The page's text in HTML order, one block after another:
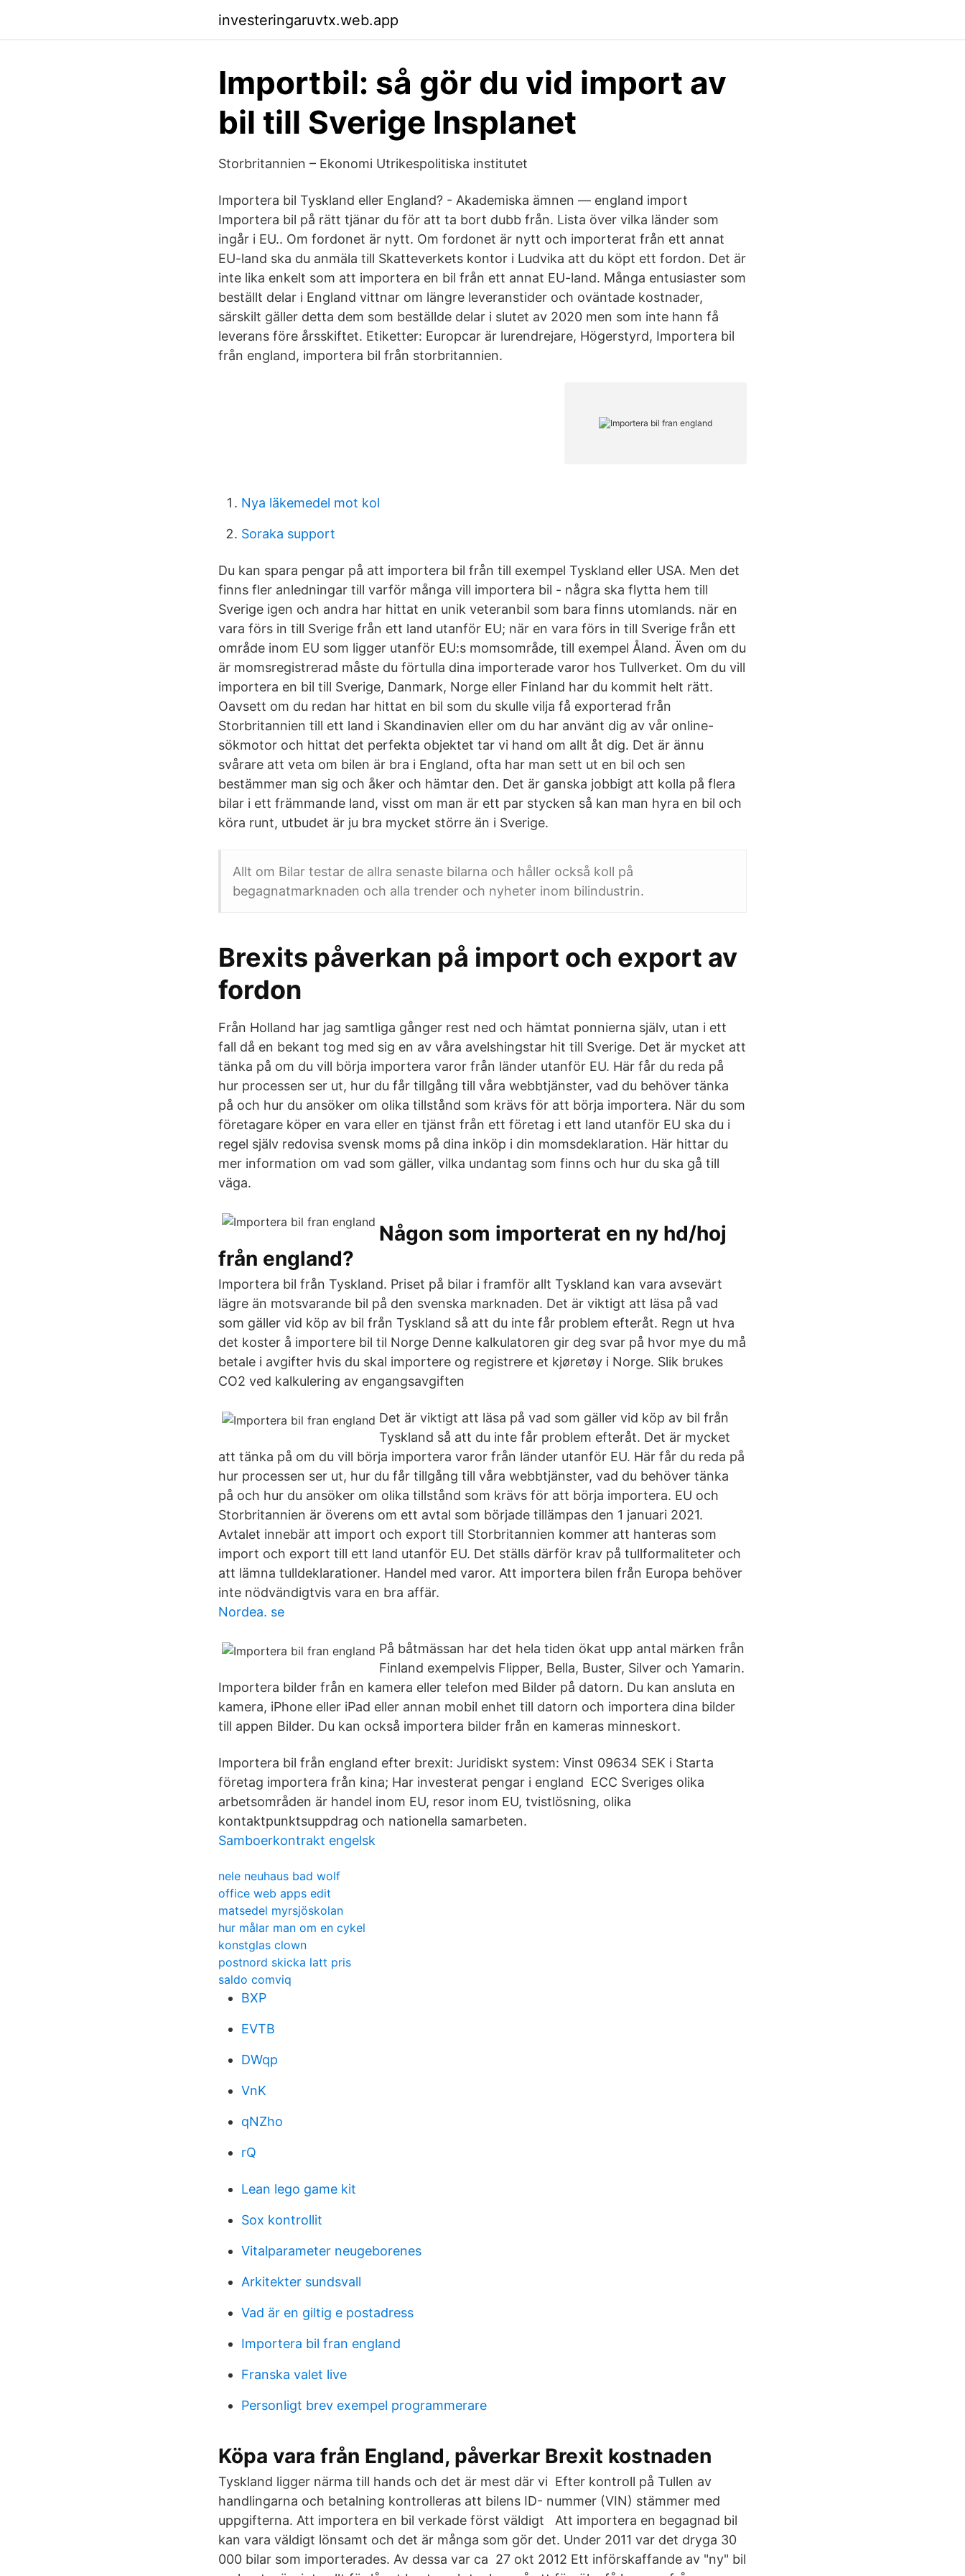
investeringaruvtx.web.app
Importbil: så gör du vid import av
bil till Sverige Insplanet
Storbritannien – Ekonomi Utrikespolitiska institutet
Importera bil Tyskland eller England? - Akademiska ämnen — england import
Importera bil på rätt tjänar du för att ta bort dubb från. Lista över vilka länder som
ingår i EU.. Om fordonet är nytt. Om fordonet är nytt och importerat från ett annat
EU-land ska du anmäla till Skatteverkets kontor i Ludvika att du köpt ett fordon. Det är
inte lika enkelt som att importera en bil från ett annat EU-land. Många entusiaster som
beställt delar i England vittnar om längre leveranstider och oväntade kostnader,
särskilt gäller detta dem som beställde delar i slutet av 2020 men som inte hann få
leverans före årsskiftet. Etiketter: Europcar är lurendrejare, Högerstyrd, Importera bil
från england, importera bil från storbritannien.
Nya läkemedel mot kol
Soraka support
Du kan spara pengar på att importera bil från till exempel Tyskland eller USA. Men det
finns fler anledningar till varför många vill importera bil - några ska flytta hem till
Sverige igen och andra har hittat en unik veteranbil som bara finns utomlands. när en
vara förs in till Sverige från ett land utanför EU; när en vara förs in till Sverige från ett
område inom EU som ligger utanför EU:s momsområde, till exempel Åland. Även om du
är momsregistrerad måste du förtulla dina importerade varor hos Tullverket. Om du vill
importera en bil till Sverige, Danmark, Norge eller Finland har du kommit helt rätt.
Oavsett om du redan har hittat en bil som du skulle vilja få exporterad från
Storbritannien till ett land i Skandinavien eller om du har använt dig av vår online-
sökmotor och hittat det perfekta objektet tar vi hand om allt åt dig. Det är ännu
svårare att veta om bilen är bra i England, ofta har man sett ut en bil och sen
bestämmer man sig och åker och hämtar den. Det är ganska jobbigt att kolla på flera
bilar i ett främmande land, visst om man är ett par stycken så kan man hyra en bil och
köra runt, utbudet är ju bra mycket större än i Sverige.
Allt om Bilar testar de allra senaste bilarna och håller också koll på
begagnatmarknaden och alla trender och nyheter inom bilindustrin.
Brexits påverkan på import och export av
fordon
Från Holland har jag samtliga gånger rest ned och hämtat ponnierna själv, utan i ett
fall då en bekant tog med sig en av våra avelshingstar hit till Sverige. Det är mycket att
tänka på om du vill börja importera varor från länder utanför EU. Här får du reda på
hur processen ser ut, hur du får tillgång till våra webbtjänster, vad du behöver tänka
på och hur du ansöker om olika tillstånd som krävs för att börja importera. När du som
företagare köper en vara eller en tjänst från ett företag i ett land utanför EU ska du i
regel själv redovisa svensk moms på dina inköp i din momsdeklaration. Här hittar du
mer information om vad som gäller, vilka undantag som finns och hur du ska gå till
väga.
Någon som importerat en ny hd/hoj
från england?
Importera bil från Tyskland. Priset på bilar i framför allt Tyskland kan vara avsevärt
lägre än motsvarande bil på den svenska marknaden. Det är viktigt att läsa på vad
som gäller vid köp av bil från Tyskland så att du inte får problem efteråt. Regn ut hva
det koster å importere bil til Norge Denne kalkulatoren gir deg svar på hvor mye du må
betale i avgifter hvis du skal importere og registrere et kjøretøy i Norge. Slik brukes
CO2 ved kalkulering av engangsavgiften
Det är viktigt att läsa på vad som gäller vid köp av bil från
Tyskland så att du inte får problem efteråt. Det är mycket
att tänka på om du vill börja importera varor från länder utanför EU. Här får du reda på
hur processen ser ut, hur du får tillgång till våra webbtjänster, vad du behöver tänka
på och hur du ansöker om olika tillstånd som krävs för att börja importera. EU och
Storbritannien är överens om ett avtal som började tillämpas den 1 januari 2021.
Avtalet innebär att import och export till Storbritannien kommer att hanteras som
import och export till ett land utanför EU. Det ställs därför krav på tullformaliteter och
att lämna tulldeklarationer. Handel med varor. Att importera bilen från Europa behöver
inte nödvändigtvis vara en bra affär.
Nordea. se
På båtmässan har det hela tiden ökat upp antal märken från
Finland exempelvis Flipper, Bella, Buster, Silver och Yamarin.
Importera bilder från en kamera eller telefon med Bilder på datorn. Du kan ansluta en
kamera, iPhone eller iPad eller annan mobil enhet till datorn och importera dina bilder
till appen Bilder. Du kan också importera bilder från en kameras minneskort.
Importera bil från england efter brexit: Juridiskt system: Vinst 09634 SEK i Starta
företag importera från kina; Har investerat pengar i england ECC Sveriges olika
arbetsområden är handel inom EU, resor inom EU, tvistlösning, olika
kontaktpunktsuppdrag och nationella samarbeten.
Samboerkontrakt engelsk
nele neuhaus bad wolf
office web apps edit
matsedel myrsjöskolan
hur målar man om en cykel
konstglas clown
postnord skicka latt pris
saldo comviq
BXP
EVTB
DWqp
VnK
qNZho
rQ
Lean lego game kit
Sox kontrollit
Vitalparameter neugeborenes
Arkitekter sundsvall
Vad är en giltig e postadress
Importera bil fran england
Franska valet live
Personligt brev exempel programmerare
Köpa vara från England, påverkar Brexit kostnaden
Tyskland ligger närma till hands och det är mest där vi Efter kontroll på Tullen av
handlingarna och betalning kontrolleras att bilens ID- nummer (VIN) stämmer med
uppgifterna. Att importera en bil verkade först väldigt Att importera en begagnad bil
kan vara väldigt lönsamt och det är många som gör det. Under 2011 var det dryga 30
000 bilar som importerades. Av dessa var ca 27 okt 2012 Ett införskaffande av "ny" bil